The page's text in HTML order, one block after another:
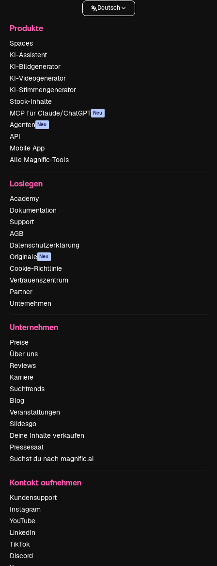
Deutsch
Produkte
Spaces
KI-Assistent
KI-Bildgenerator
KI-Videogenerator
KI-Stimmengenerator
Stock-Inhalte
MCP für Claude/ChatGPT Neu
Agenten Neu
API
Mobile App
Alle Magnific-Tools
Loslegen
Academy
Dokumentation
Support
AGB
Datenschutzerklärung
Originale Neu
Cookie-Richtlinie
Vertrauenszentrum
Partner
Unternehmen
Unternehmen
Preise
Über uns
Reviews
Karriere
Suchtrends
Blog
Veranstaltungen
Slidesgo
Deine Inhalte verkaufen
Pressesaal
Suchst du nach magnific.ai
Kontakt aufnehmen
Kundensupport
Instagram
YouTube
LinkedIn
TikTok
Discord